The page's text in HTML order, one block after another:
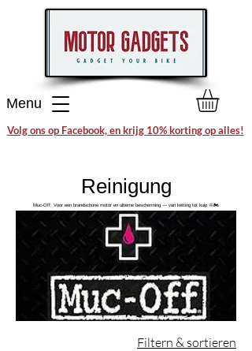
Menu
Volg ons op Facebook, en krijg 10% korting op alles!
Reinigung
Muc-Off: Voor een brandschone motor en ultieme bescherming — van ketting tot kuip 🧼🏍️
Filtern & sortieren